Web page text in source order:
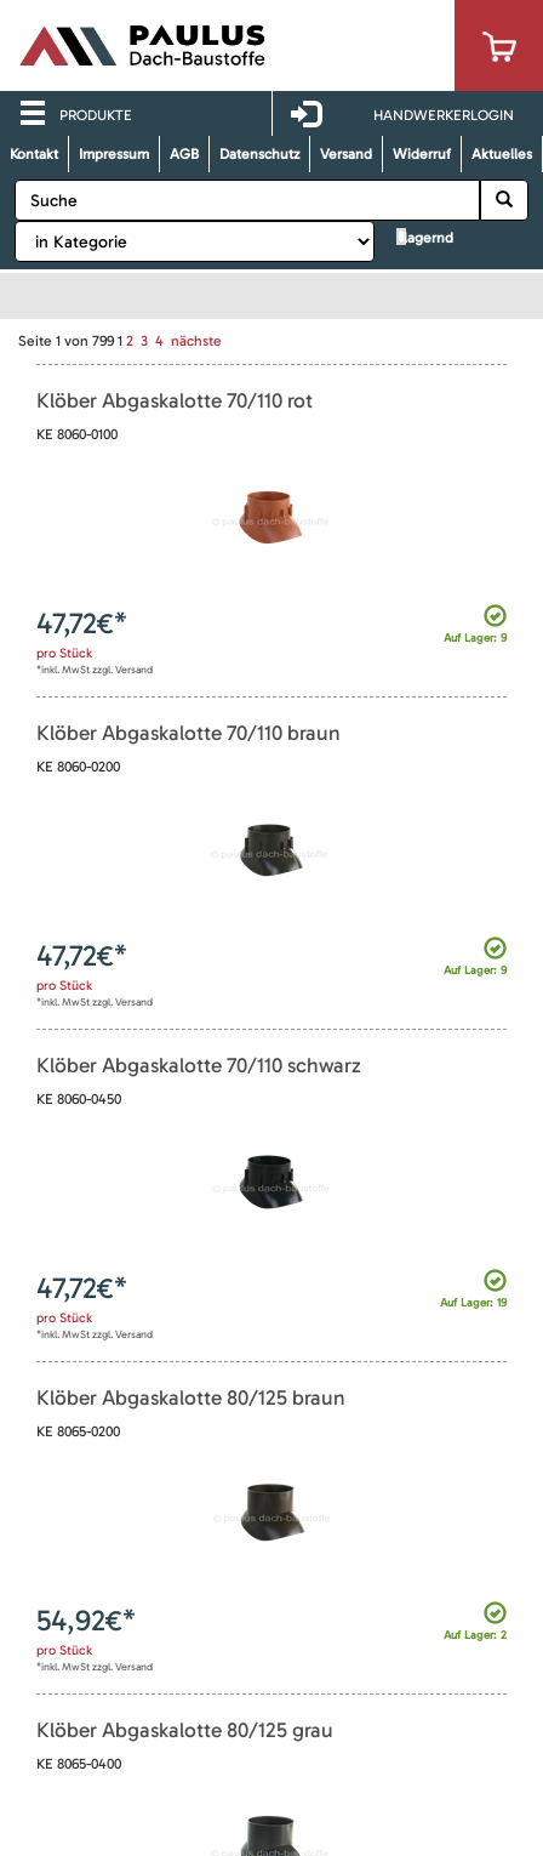
PRODUKTE HANDWERKERLOGIN
Kontakt Impressum AGB Datenschutz Versand Widerruf Aktuelles
lagernd
Seite 1 von 799 1 2 3 4 nächste
Klöber Abgaskalotte 70/110 rot
KE 8060-0100
Auf Lager: 9
47,72€*
pro Stück
*inkl. MwSt zzgl. Versand
Klöber Abgaskalotte 70/110 braun
KE 8060-0200
Auf Lager: 9
47,72€*
pro Stück
*inkl. MwSt zzgl. Versand
Klöber Abgaskalotte 70/110 schwarz
KE 8060-0450
Auf Lager: 19
47,72€*
pro Stück
*inkl. MwSt zzgl. Versand
Klöber Abgaskalotte 80/125 braun
KE 8065-0200
Auf Lager: 2
54,92€*
pro Stück
*inkl. MwSt zzgl. Versand
Klöber Abgaskalotte 80/125 grau
KE 8065-0400